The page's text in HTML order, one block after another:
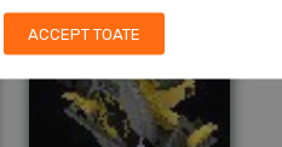
ACCEPT TOATE